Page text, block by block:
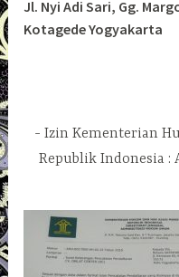
Jl. Nyi Adi Sari, Gg.
Kotagede Yogyakarta
Izin Kementerian
Republik Indonesia :